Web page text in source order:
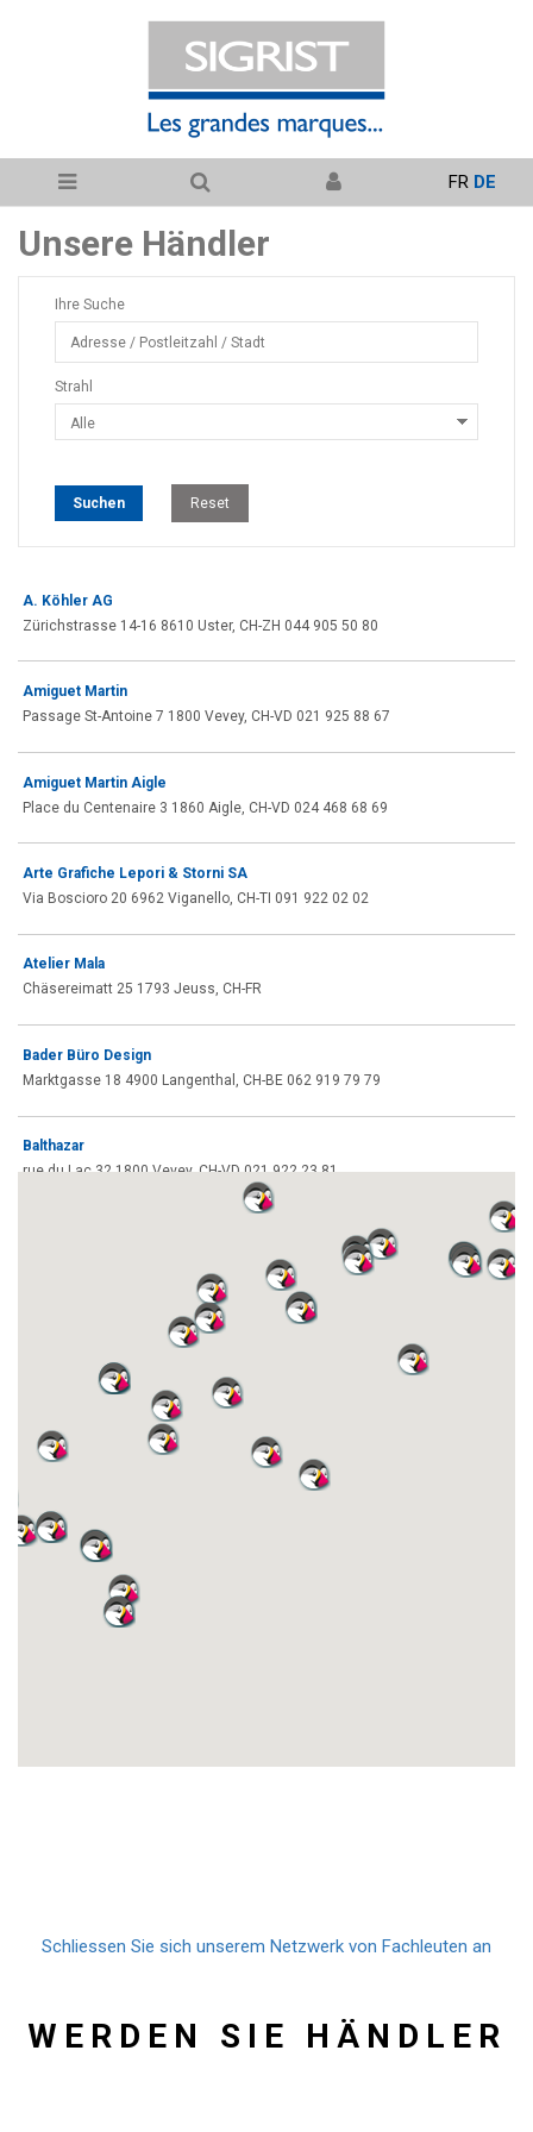
FR DE
Unsere Händler
Ihre Suche
Strahl
A. Köhler AG
Zürichstrasse 14-16 8610 Uster, CH-ZH 044 905 50 80
Amiguet Martin
Passage St-Antoine 7 1800 Vevey, CH-VD 021 925 88 67
Amiguet Martin Aigle
Place du Centenaire 3 1860 Aigle, CH-VD 024 468 68 69
Arte Grafiche Lepori & Storni SA
Via Boscioro 20 6962 Viganello, CH-TI 091 922 02 02
Atelier Mala
Chäsereimatt 25 1793 Jeuss, CH-FR
Bader Büro Design
Marktgasse 18 4900 Langenthal, CH-BE 062 919 79 79
Balthazar
rue du Lac 32 1800 Vevey, CH-VD 021 922 23 81
Seefeldstrasse 129 8008 Zürich, CH-ZH 044 383 87 20
Bahnhofstrasse 12 5200 Brugg, CH-AG 056 441 98 66
Nidaugasse 62 Biel 2501 Bienne, CH-BE 032 366 54 70
Büro-Schoch AG
Untertor 7 8401 Winterthur, CH-ZH 052 320 20 40
Bürobedarf Schaffner GmbH
Bahnhofstrasse 5 3800 Unterseen, CH-BE
Schliessen Sie sich unserem Netzwerk von Fachleuten an
WERDEN SIE HÄNDLER